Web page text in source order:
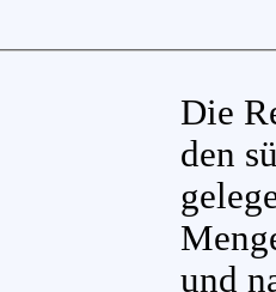
Die
den
und